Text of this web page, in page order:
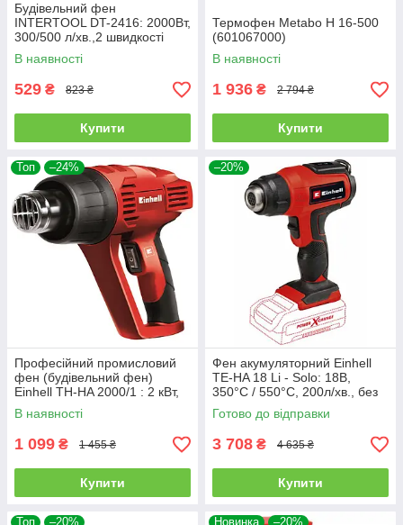
Будівельний фен
INTERTOOL DT-2416: 2000Вт,
300/500 л/хв.,2 швидкості
400° и 600°C
В наявності
529 ₴ 823 ₴
Купити
Термофен Metabo H 16-500
(601067000)
В наявності
1 936 ₴ 2 794 ₴
Купити
Топ –24%
Професійний промисловий
фен (будівельний фен)
Einhell TH-HA 2000/1 : 2 кВт,
550 градусів (4520179)
В наявності
1 099 ₴ 1 455 ₴
Купити
–20%
Фен акумуляторний Einhell
TE-HA 18 Li - Solo: 18В,
350°С / 550°С, 200л/хв., без
акумулятора
Готово до відправки
3 708 ₴ 4 635 ₴
Купити
Топ –20% Новинка –20%